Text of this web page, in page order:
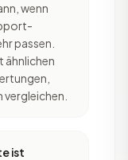
wenn
passen.
ähnlichen
ist